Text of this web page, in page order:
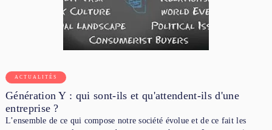
ACTUALITÉS
Génération Y : qui sont-ils et qu'attendent-ils d'une
entreprise ?
L’ensemble de ce qui compose notre société évolue et de ce fait les